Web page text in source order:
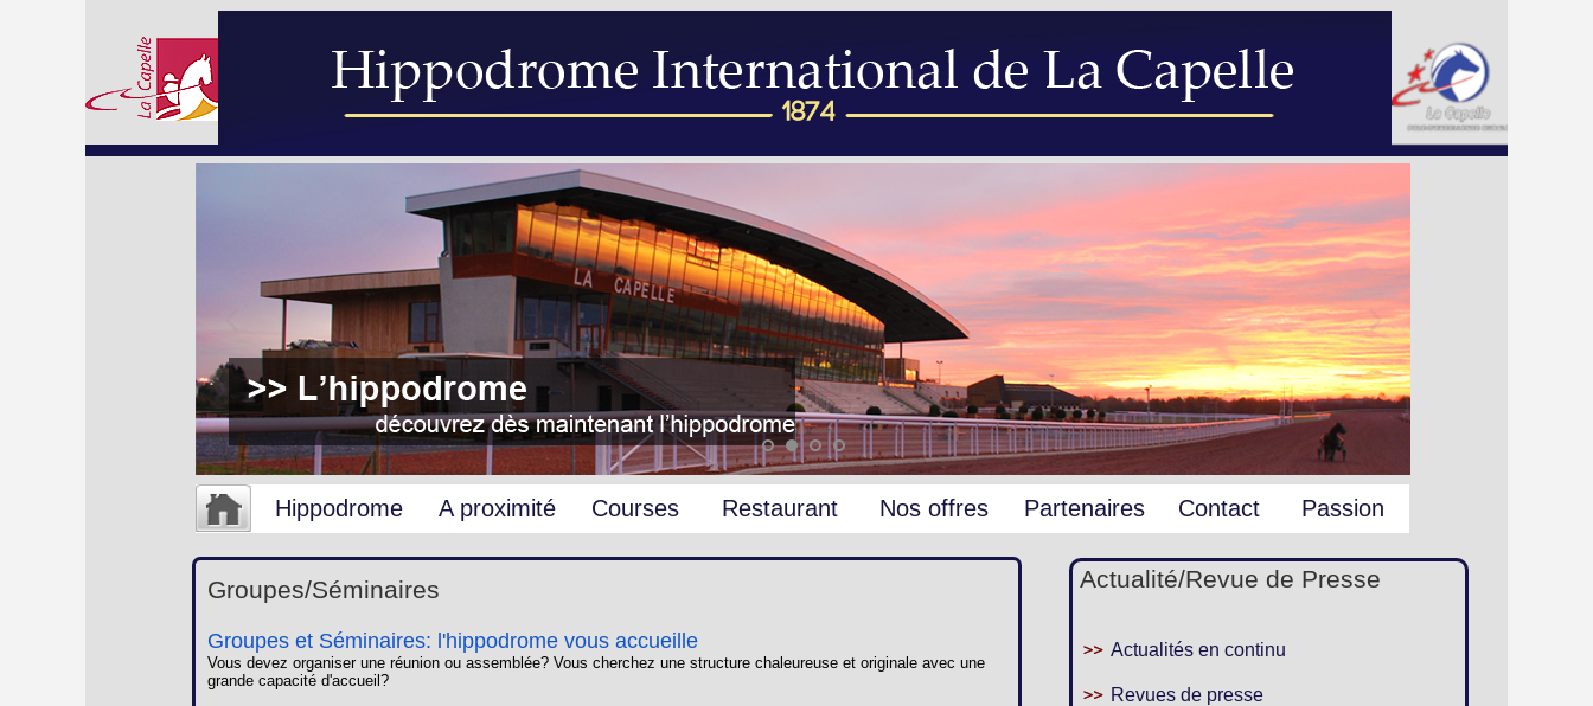
Hippodrome A proximité Courses Restaurant Nos offres
Loges
VIP
Partenaires Contact Passion
Groupes/Séminaires
Groupes et Séminaires: l'hippodrome vous accueille
Vous devez organiser une réunion ou assemblée? Vous cherchez une structure chaleureuse et originale avec une
grande capacité d'accueil?
Actualité/Revue de Presse
Actualités en continu
Revues de presse